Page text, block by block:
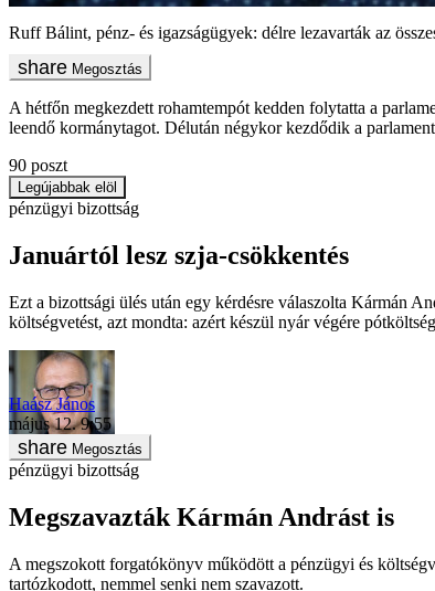
Ruff Bálint, pénz- és igazságügyek: délre lezavarták az
Megosztás
A hétfőn megkezdett rohamtempót kedden folytatta a
leendő kormánytagot. Délután négykor kezdődik a
90 poszt
Legújabbak elöl
pénzügyi bizottság
Januártól lesz szja-csökkentés
Ezt a bizottsági ülés után egy kérdésre válaszolta Kármán
költségvetést, azt mondta: azért készül nyár végére
Haász János
május 12. 9:55
Megosztás
pénzügyi bizottság
Megszavazták Kármán Andrást is
A megszokott forgatókönyv működött a pénzügyi és
tartózkodott, nemmel senki nem szavazott.